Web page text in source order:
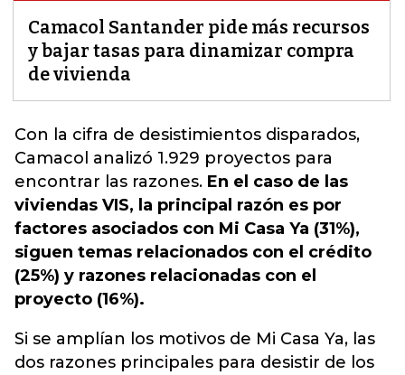
Camacol Santander pide más recursos
y bajar tasas para dinamizar compra
de vivienda
Con la cifra de desistimientos disparados,
Camacol analizó 1.929 proyectos para
encontrar las razones. En el caso de las
viviendas VIS, la principal razón es por
factores asociados con Mi Casa Ya (31%),
siguen temas relacionados con el crédito
(25%) y razones relacionadas con el
proyecto (16%).
Si se amplían los motivos de Mi Casa Ya, las
dos razones principales para desistir de los